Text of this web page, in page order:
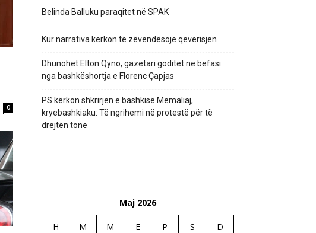
0
Belinda Balluku paraqitet në SPAK
Kur narrativa kërkon të zëvendësojë qeverisjen
Dhunohet Elton Qyno, gazetari goditet në befasi
nga bashkëshortja e Florenc Çapjas
PS kërkon shkrirjen e bashkisë Memaliaj,
kryebashkiaku: Të ngrihemi në protestë për të
drejtën tonë
Maj 2026
H M M E P S
D